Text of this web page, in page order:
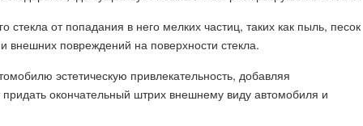
стекла от попадания в него мелких частиц, таких как пыль, песок
повреждений на поверхности стекла.
эстетическую привлекательность, добавляя
окончательный штрих внешнему виду автомобиля и